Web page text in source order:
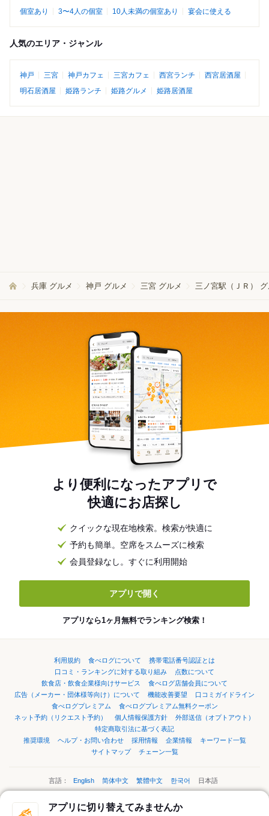
個室あり 3〜4人の個室 10人未満の個室あり 宴会に使える
人気のエリア・ジャンル
神戸 三宮 神戸カフェ 三宮カフェ 西宮ランチ
西宮居酒屋
明石居酒屋
姫路ランチ 姫路グルメ 姫路居酒屋
アプリに切り替えてみませんか
兵庫 グルメ 神戸 グルメ 三宮 グルメ 三ノ宮駅（ＪＲ）
より便利になったアプリで
快適にお店探し
クイックな現在地検索。検索が快適に
予約も簡単。空席をスムーズに検索
会員登録なし。すぐに利用開始
アプリで開く
アプリなら1ヶ月無料でランキング検索！
利用規約 食べログについて
携帯電話番号認証とは
口コミ・ランキングに対する取り組み
点数について
飲食店・飲食企業様向けサービス
食べログ店舗会員について
広告（メーカー・団体様等向け）について
機能改善要望
口コミガイドライン
食べログプレミアム
食べログプレミアム無料クーポン
ネット予約（リクエスト予約）
個人情報保護方針
外部送信（オプトアウト）
特定商取引法に基づく表記
推奨環境
ヘルプ・お問い合わせ 採用情報 企業情報
キーワード一覧
サイトマップ
チェーン一覧
言語： English 简体中文 繁體中文 한국어 日本語